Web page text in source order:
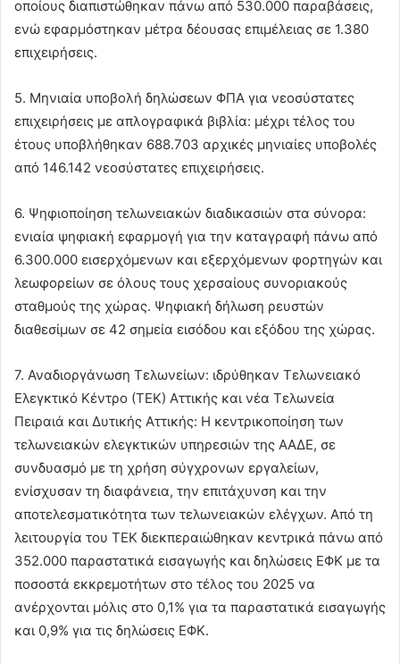
οποίους διαπιστώθηκαν πάνω από 530.000 παραβάσεις,
ενώ εφαρμόστηκαν μέτρα δέουσας επιμέλειας σε 1.380
επιχειρήσεις.
5. Μηνιαία υποβολή δηλώσεων ΦΠΑ για νεοσύστατες
επιχειρήσεις με απλογραφικά βιβλία: μέχρι τέλος του
έτους υποβλήθηκαν 688.703 αρχικές μηνιαίες υποβολές
από 146.142 νεοσύστατες επιχειρήσεις.
6. Ψηφιοποίηση τελωνειακών διαδικασιών στα σύνορα:
ενιαία ψηφιακή εφαρμογή για την καταγραφή πάνω από
6.300.000 εισερχόμενων και εξερχόμενων φορτηγών και
λεωφορείων σε όλους τους χερσαίους συνοριακούς
σταθμούς της χώρας. Ψηφιακή δήλωση ρευστών
διαθεσίμων σε 42 σημεία εισόδου και εξόδου της χώρας.
7. Αναδιοργάνωση Τελωνείων: ιδρύθηκαν Τελωνειακό
Ελεγκτικό Κέντρο (ΤΕΚ) Αττικής και νέα Τελωνεία
Πειραιά και Δυτικής Αττικής: Η κεντρικοποίηση των
τελωνειακών ελεγκτικών υπηρεσιών της ΑΑΔΕ, σε
συνδυασμό με τη χρήση σύγχρονων εργαλείων,
ενίσχυσαν τη διαφάνεια, την επιτάχυνση και την
αποτελεσματικότητα των τελωνειακών ελέγχων. Από τη
λειτουργία του ΤΕΚ διεκπεραιώθηκαν κεντρικά πάνω από
352.000 παραστατικά εισαγωγής και δηλώσεις ΕΦΚ με τα
ποσοστά εκκρεμοτήτων στο τέλος του 2025 να
ανέρχονται μόλις στο 0,1% για τα παραστατικά εισαγωγής
και 0,9% για τις δηλώσεις ΕΦΚ.